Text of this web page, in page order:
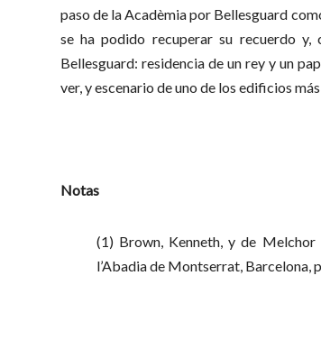
paso de la Acadèmia por Bellesguard
se ha podido recuperar su recuerdo
Bellesguard: residencia de un rey y un
ver, y escenario de uno de los edificios
Notas
(1) Brown, Kenneth, y de Melchor
l’Abadia de Montserrat, Barcelona,